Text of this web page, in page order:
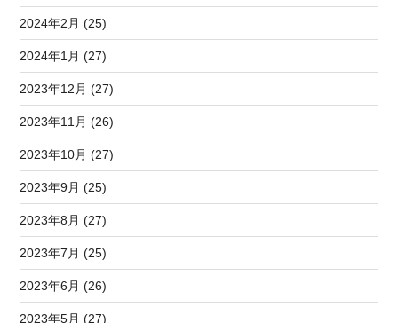
2024年2月 (25)
2024年1月 (27)
2023年12月 (27)
2023年11月 (26)
2023年10月 (27)
2023年9月 (25)
2023年8月 (27)
2023年7月 (25)
2023年6月 (26)
2023年5月 (27)